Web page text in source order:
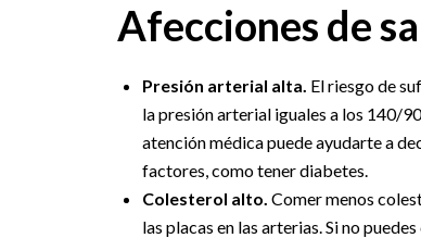
Afecciones de
Presión arterial alta. El riesgo de
la presión arterial iguales a los 140/
atención médica puede ayudarte a
factores, como tener diabetes.
Colesterol alto. Comer menos
las placas en las arterias. Si no